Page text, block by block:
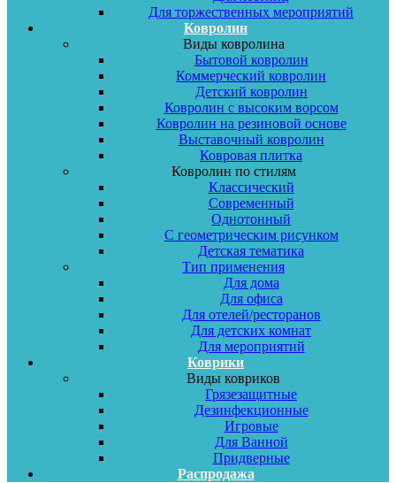
Для торжественных мероприятий
Ковролин
Виды ковролина
Бытовой ковролин
Коммерческий ковролин
Детский ковролин
Ковролин с высоким ворсом
Ковролин на резиновой основе
Выставочный ковролин
Ковровая плитка
Ковролин по стилям
Классический
Современный
Однотонный
С геометрическим рисунком
Детская тематика
Тип применения
Для дома
Для офиса
Для отелей/ресторанов
Для детских комнат
Для мероприятий
Коврики
Виды ковриков
Грязезащитные
Дезинфекционные
Игровые
Для Ванной
Придверные
Распродажа